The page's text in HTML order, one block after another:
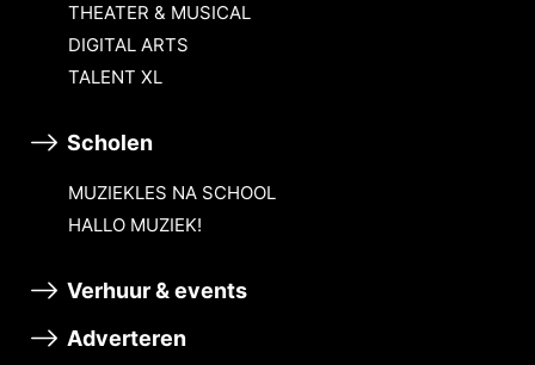
THEATER & MUSICAL
DIGITAL ARTS
TALENT XL
Scholen
MUZIEKLES NA SCHOOL
HALLO MUZIEK!
Verhuur & events
Adverteren